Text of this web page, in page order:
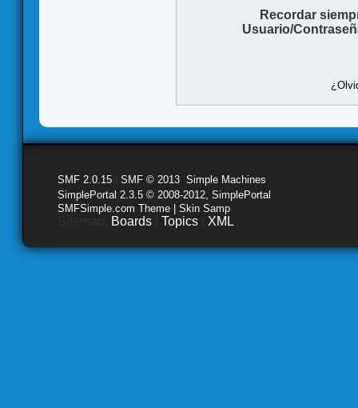
Recordar
Usuario/
SMF 2.0.15 SMF © 2013 Simple Machines
SimplePortal 2.3.5 © 2008-2012, SimplePortal
SMFSimple.com Theme | Skin Samp
Boards Topics XML